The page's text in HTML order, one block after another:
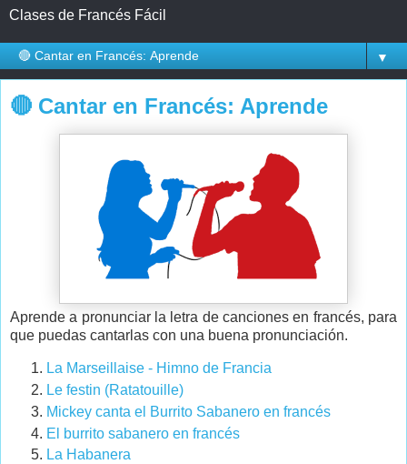
Clases de Francés Fácil
▼
🔴 Cantar en Francés: Aprende
Aprende a pronunciar la letra de canciones en francés, para
que puedas cantarlas con una buena pronunciación.
La Marseillaise - Himno de Francia
Le festin (Ratatouille)
Mickey canta el Burrito Sabanero en francés
El burrito sabanero en francés
La Habanera